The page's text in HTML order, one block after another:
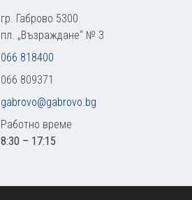
гр. Габрово 5300
пл. „Възраждане“ № 3
066 818400
066 809371
gabrovo@gabrovo.bg
Работно време
8:30 – 17:15